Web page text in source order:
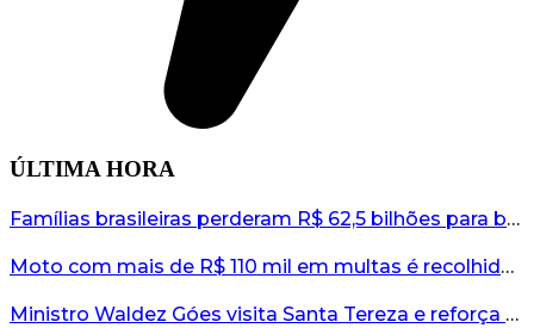
ÚLTIMA HORA
Famílias brasileiras perderam R$ 62,5 bilhões para bets em 2025, diz estudo...
Moto com mais de R$ 110 mil em multas é recolhida no interior do RS...
Ministro Waldez Góes visita Santa Tereza e reforça apoio federal à reconstrução do município...